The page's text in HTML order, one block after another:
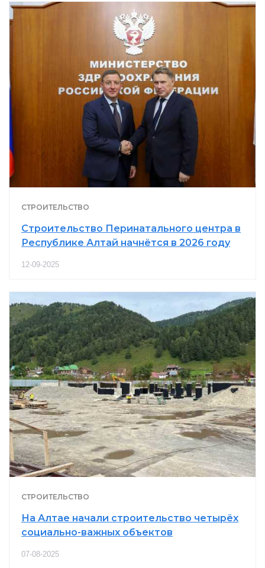
СТРОИТЕЛЬСТВО
Строительство Перинатального центра в
Республике Алтай начнётся в 2026 году
12-09-2025
СТРОИТЕЛЬСТВО
На Алтае начали строительство четырёх
социально-важных объектов
07-08-2025